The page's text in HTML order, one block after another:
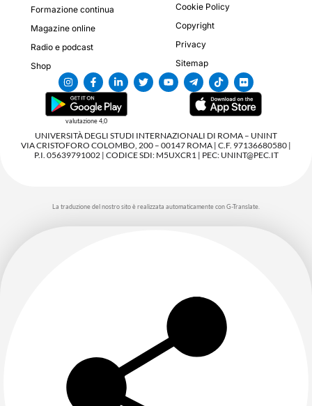
Formazione continua
Magazine online
Radio e podcast
Shop
Cookie Policy
Copyright
Privacy
Sitemap
valutazione 4,0
UNIVERSITÀ DEGLI STUDI INTERNAZIONALI DI ROMA – UNINT
VIA CRISTOFORO COLOMBO, 200 – 00147 ROMA | C.F. 97136680580 |
P.I. 05639791002 | CODICE SDI: M5UXCR1 | PEC: UNINT@PEC.IT
La traduzione del nostro sito è realizzata automaticamente con G-Translate.